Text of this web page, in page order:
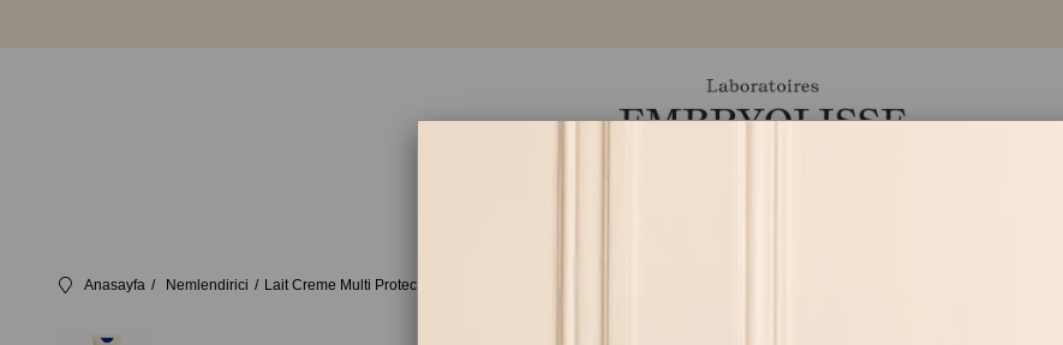
Anasayfa Nemlendirici Lait Creme Multi Protection SPF 20